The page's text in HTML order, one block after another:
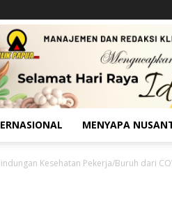
MENYAPA
Kesehatan Pekerja/Buruh dari